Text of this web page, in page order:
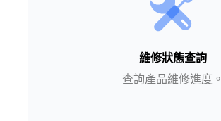
維修狀態查詢
查詢產品維修進度。